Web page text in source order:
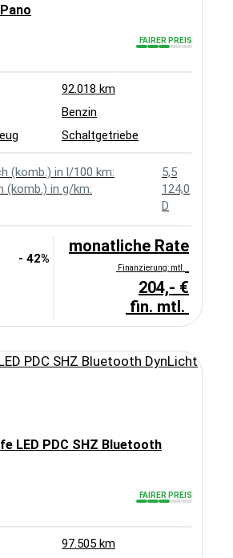
FAIRER PREIS
92.018 km
Benzin
Schaltgetriebe
(komb.) in l/100 km:
5,5
(komb.) in g/km:
124,0
D
- 42%
monatliche Rate
Finanzierung: mtl.
204,- €
fin. mtl.
LED PDC SHZ Bluetooth
FAIRER PREIS
97.505 km